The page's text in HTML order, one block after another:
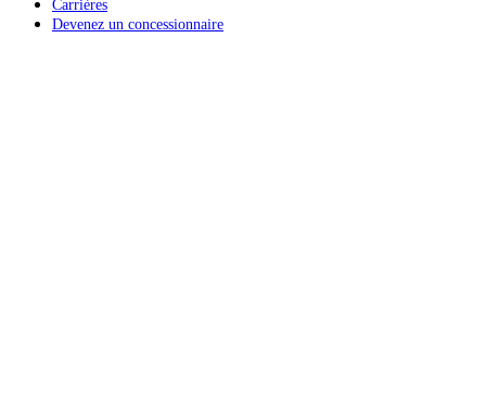
Carrières
Devenez un concessionnaire